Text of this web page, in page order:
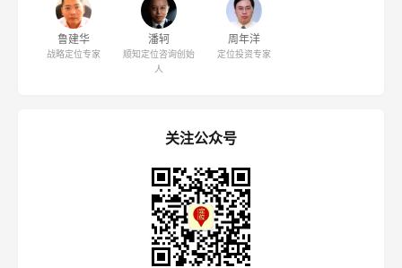
鲁建华
战略定位专家
潘轲
顺知定位咨询创始
人
周年洋
定位投资专家
关注公众号